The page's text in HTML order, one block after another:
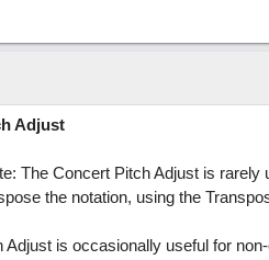
Adjust
The Concert Pitch Adjust is
the notation, using the
Adjust is occasionally useful for